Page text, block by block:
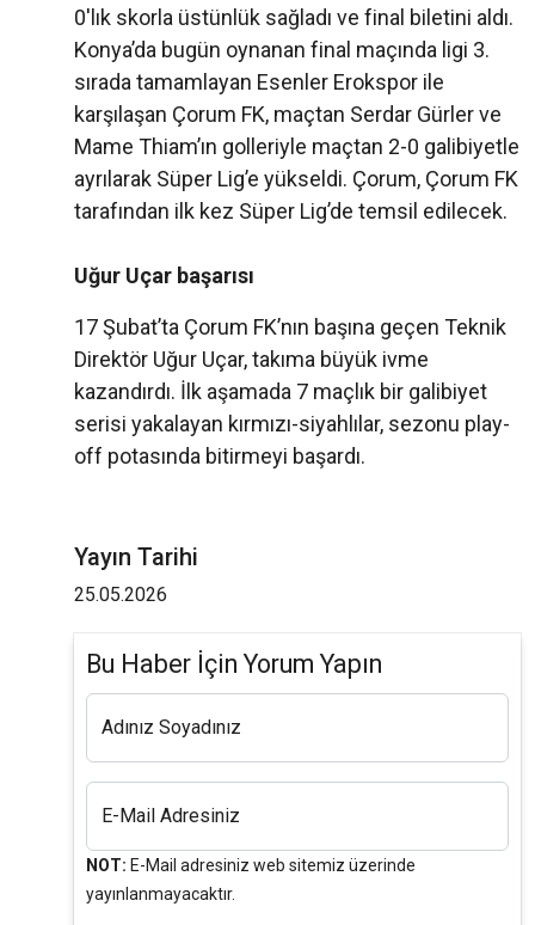
0'lık skorla üstünlük sağladı ve final biletini aldı.
Konya’da bugün oynanan final maçında ligi 3.
sırada tamamlayan Esenler Erokspor ile
karşılaşan Çorum FK, maçtan Serdar Gürler ve
Mame Thiam’ın golleriyle maçtan 2-0 galibiyetle
ayrılarak Süper Lig’e yükseldi. Çorum, Çorum FK
tarafından ilk kez Süper Lig’de temsil edilecek.
Uğur Uçar başarısı
17 Şubat’ta Çorum FK’nın başına geçen Teknik
Direktör Uğur Uçar, takıma büyük ivme
kazandırdı. İlk aşamada 7 maçlık bir galibiyet
serisi yakalayan kırmızı-siyahlılar, sezonu play-
off potasında bitirmeyi başardı.
Yayın Tarihi
25.05.2026
Bu Haber İçin Yorum Yapın
Adınız Soyadınız
E-Mail Adresiniz
NOT: E-Mail adresiniz web sitemiz üzerinde
yayınlanmayacaktır.